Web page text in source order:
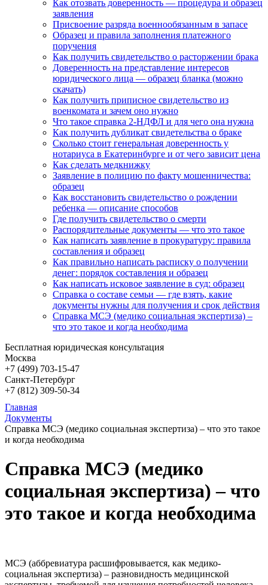
Как отозвать доверенность — процедура и образец
заявления
Присвоение разряда военнообязанным в запасе
Образец и правила заполнения платежного
поручения
Как получить свидетельство о расторжении брака
Доверенность на представление интересов
юридического лица — образец бланка (можно
скачать)
Как получить приписное свидетельство из
военкомата и зачем оно нужно
Что такое справка 2-НДФЛ и для чего она нужна
Как получить дубликат свидетельства о браке
Сколько стоит генеральная доверенность у
нотариуса в Екатеринбурге и от чего зависит цена
Как сделать медкнижку
Заявление в полицию по факту мошенничества:
образец
Как восстановить свидетельство о рождении
ребенка — описание способов
Где получить свидетельство о смерти
Распорядительные документы — что это такое
Как написать заявление в прокуратуру: правила
составления и образец
Как правильно написать расписку о получении
денег: порядок составления и образец
Как написать исковое заявление в суд: образец
Справка о составе семьи — где взять, какие
документы нужны для получения и срок действия
Справка МСЭ (медико социальная экспертиза) –
что это такое и когда необходима
Бесплатная юридическая консультация
Москва
+7 (499) 703-15-47
Санкт-Петербург
+7 (812) 309-50-34
Главная
Документы
Справка МСЭ (медико социальная экспертиза) – что это такое
и когда необходима
Справка МСЭ (медико
социальная экспертиза) – что
это такое и когда необходима
МСЭ (аббревиатура расшифровывается, как медико-
социальная экспертиза) – разновидность медицинской